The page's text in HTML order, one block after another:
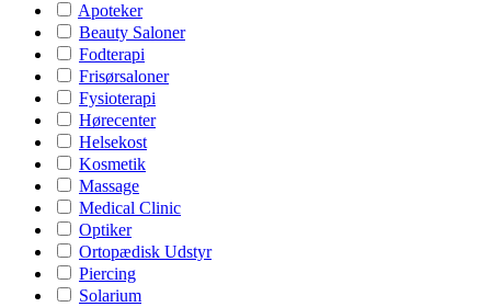
Apoteker
Beauty Saloner
Fodterapi
Frisørsaloner
Fysioterapi
Hørecenter
Helsekost
Kosmetik
Massage
Medical Clinic
Optiker
Ortopædisk Udstyr
Piercing
Solarium